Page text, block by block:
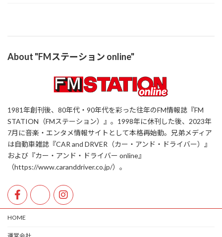
About "FMステーション online"
1981年創刊後、80年代・90年代を彩った往年のFM情報誌『FM
STATION（FMステーション）』。1998年に休刊した後、2023年
7月に音楽・エンタメ情報サイトとして本格再始動。兄弟メディア
は自動車雑誌『CAR and DRVER（カー・アンド・ドライバー）』
および『カー・アンド・ドライバー online』
（https://www.caranddriver.co.jp/）。
HOME